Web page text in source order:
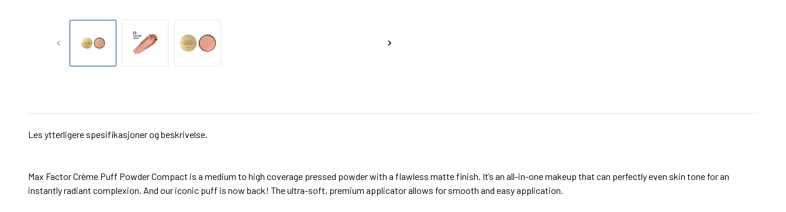
Les ytterligere spesifikasjoner og beskrivelse.
Max Factor Crème Puff Powder Compact is a medium to high coverage pressed powder with a flawless matte finish. It’s an all-in-one makeup that can perfectly even skin tone for an
instantly radiant complexion. And our iconic puff is now back! The ultra-soft, premium applicator allows for smooth and easy application.